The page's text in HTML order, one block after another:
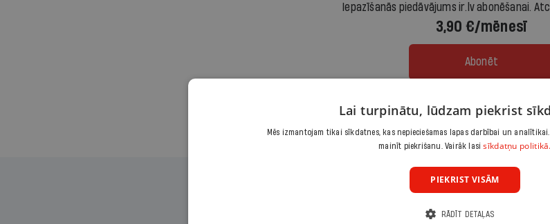
Iepazīšanās piedāvājums ir.lv abonēšanai.
3,90 €/mēnesī
Abonēt
Citas abonēšanas iespējas
Lai turpinātu, lūdzam piekrist
Mēs izmantojam tikai sīkdatnes, kas nepieciešamas lapas darbībai un
mainīt piekrišanu. Vairāk lasisīkdatņu politikā.
PIEKRIST VISĀM
RĀDĪT DETAĻAS